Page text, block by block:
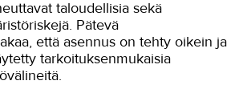
taloudellisia sekä
Pätevä
että asennus on tehty oikein ja
tarkoituksenmukaisia